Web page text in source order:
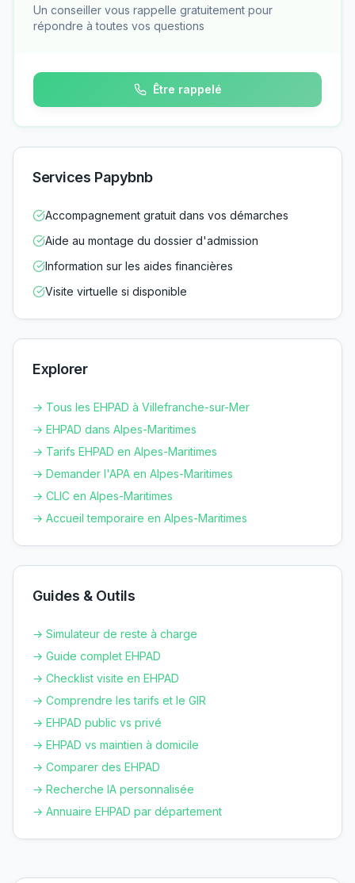
Un conseiller vous rappelle gratuitement pour
répondre à toutes vos questions
Être rappelé
Services Papybnb
Accompagnement gratuit dans vos démarches
Aide au montage du dossier d'admission
Information sur les aides financières
Visite virtuelle si disponible
Explorer
→ Tous les EHPAD à Villefranche-sur-Mer
→ EHPAD dans Alpes-Maritimes
→ Tarifs EHPAD en Alpes-Maritimes
→ Demander l'APA en Alpes-Maritimes
→ CLIC en Alpes-Maritimes
→ Accueil temporaire en Alpes-Maritimes
Guides & Outils
→ Simulateur de reste à charge
→ Guide complet EHPAD
→ Checklist visite en EHPAD
→ Comprendre les tarifs et le GIR
→ EHPAD public vs privé
→ EHPAD vs maintien à domicile
→ Comparer des EHPAD
→ Recherche IA personnalisée
→ Annuaire EHPAD par département